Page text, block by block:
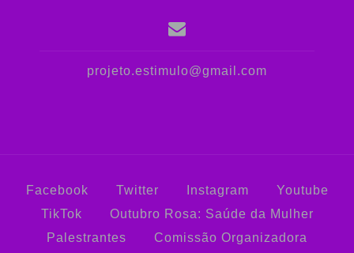
projeto.estimulo@gmail.com
Facebook Twitter Instagram
Youtube
TikTok
Outubro Rosa: Saúde da Mulher
Palestrantes
Comissão Organizadora